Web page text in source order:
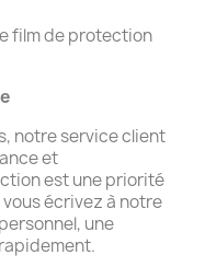
film de protection
notre service client
et
est une priorité
écrivez à notre
une